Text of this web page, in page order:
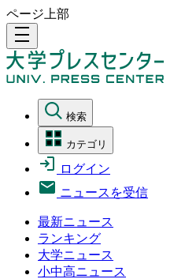
ページ上部
density_medium
検索
カテゴリ
ログイン
ニュースを受信
最新ニュース
ランキング
大学ニュース
小中高ニュース